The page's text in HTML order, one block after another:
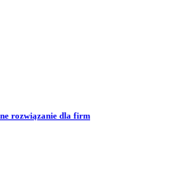
rozwiązanie dla firm